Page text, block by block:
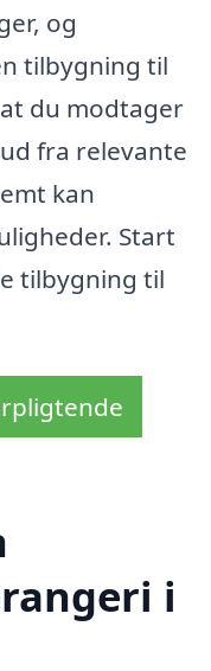
og
tilbygning til
du modtager
fra relevante
kan
Start
tilbygning til
i